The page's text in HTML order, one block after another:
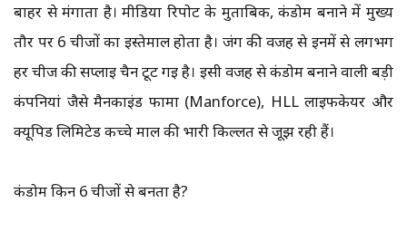
बाहर से मंगाता है। मीडिया रिपोर्ट के मुताबिक, कंडोम बनाने में मुख्य
तौर पर 6 चीजों का इस्तेमाल होता है। जंग की वजह से इनमें से लगभग
हर चीज की सप्लाई चैन टूट गई है। इसी वजह से कंडोम बनाने वाली बड़ी
कंपनियां जैसे मैनकाइंड फार्मा (Manforce), HLL लाइफकेयर और
क्यूपिड लिमिटेड कच्चे माल की भारी किल्लत से जूझ रही हैं।
कंडोम किन 6 चीजों से बनता है?